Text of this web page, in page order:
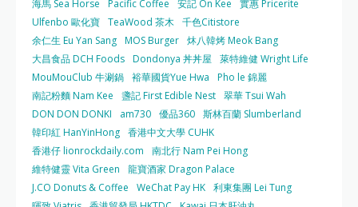
海馬 Sea Horse Pacific Coffee 安記 On Kee
實惠 Pricerite
Ulfenbo 歐化寶 TeaWood 茶木 千色Citistore
余仁生 Eu Yan Sang MOS Burger 炑八韓烤 Meok Bang
大昌食品 DCH Foods Dondonya 丼丼屋
萊特維健 Wright Life
MouMouClub 牛涮鍋 裕華國貨Yue Hwa
Pho le 錦麗
南記粉麵 Nam Kee
盞記 First Edible Nest 翠華 Tsui Wah
DON DON DONKI
am730 優品360 斯林百蘭 Slumberland
韓印紅 HanYinHong 香港中文大學 CUHK
香港仔 lionrockdaily.com
南北行 Nam Pei Hong
維特健靈 Vita Green
龍寶酒家 Dragon Palace
J.CO Donuts & Coffee
WeChat Pay HK 利東集團 Lei Tung